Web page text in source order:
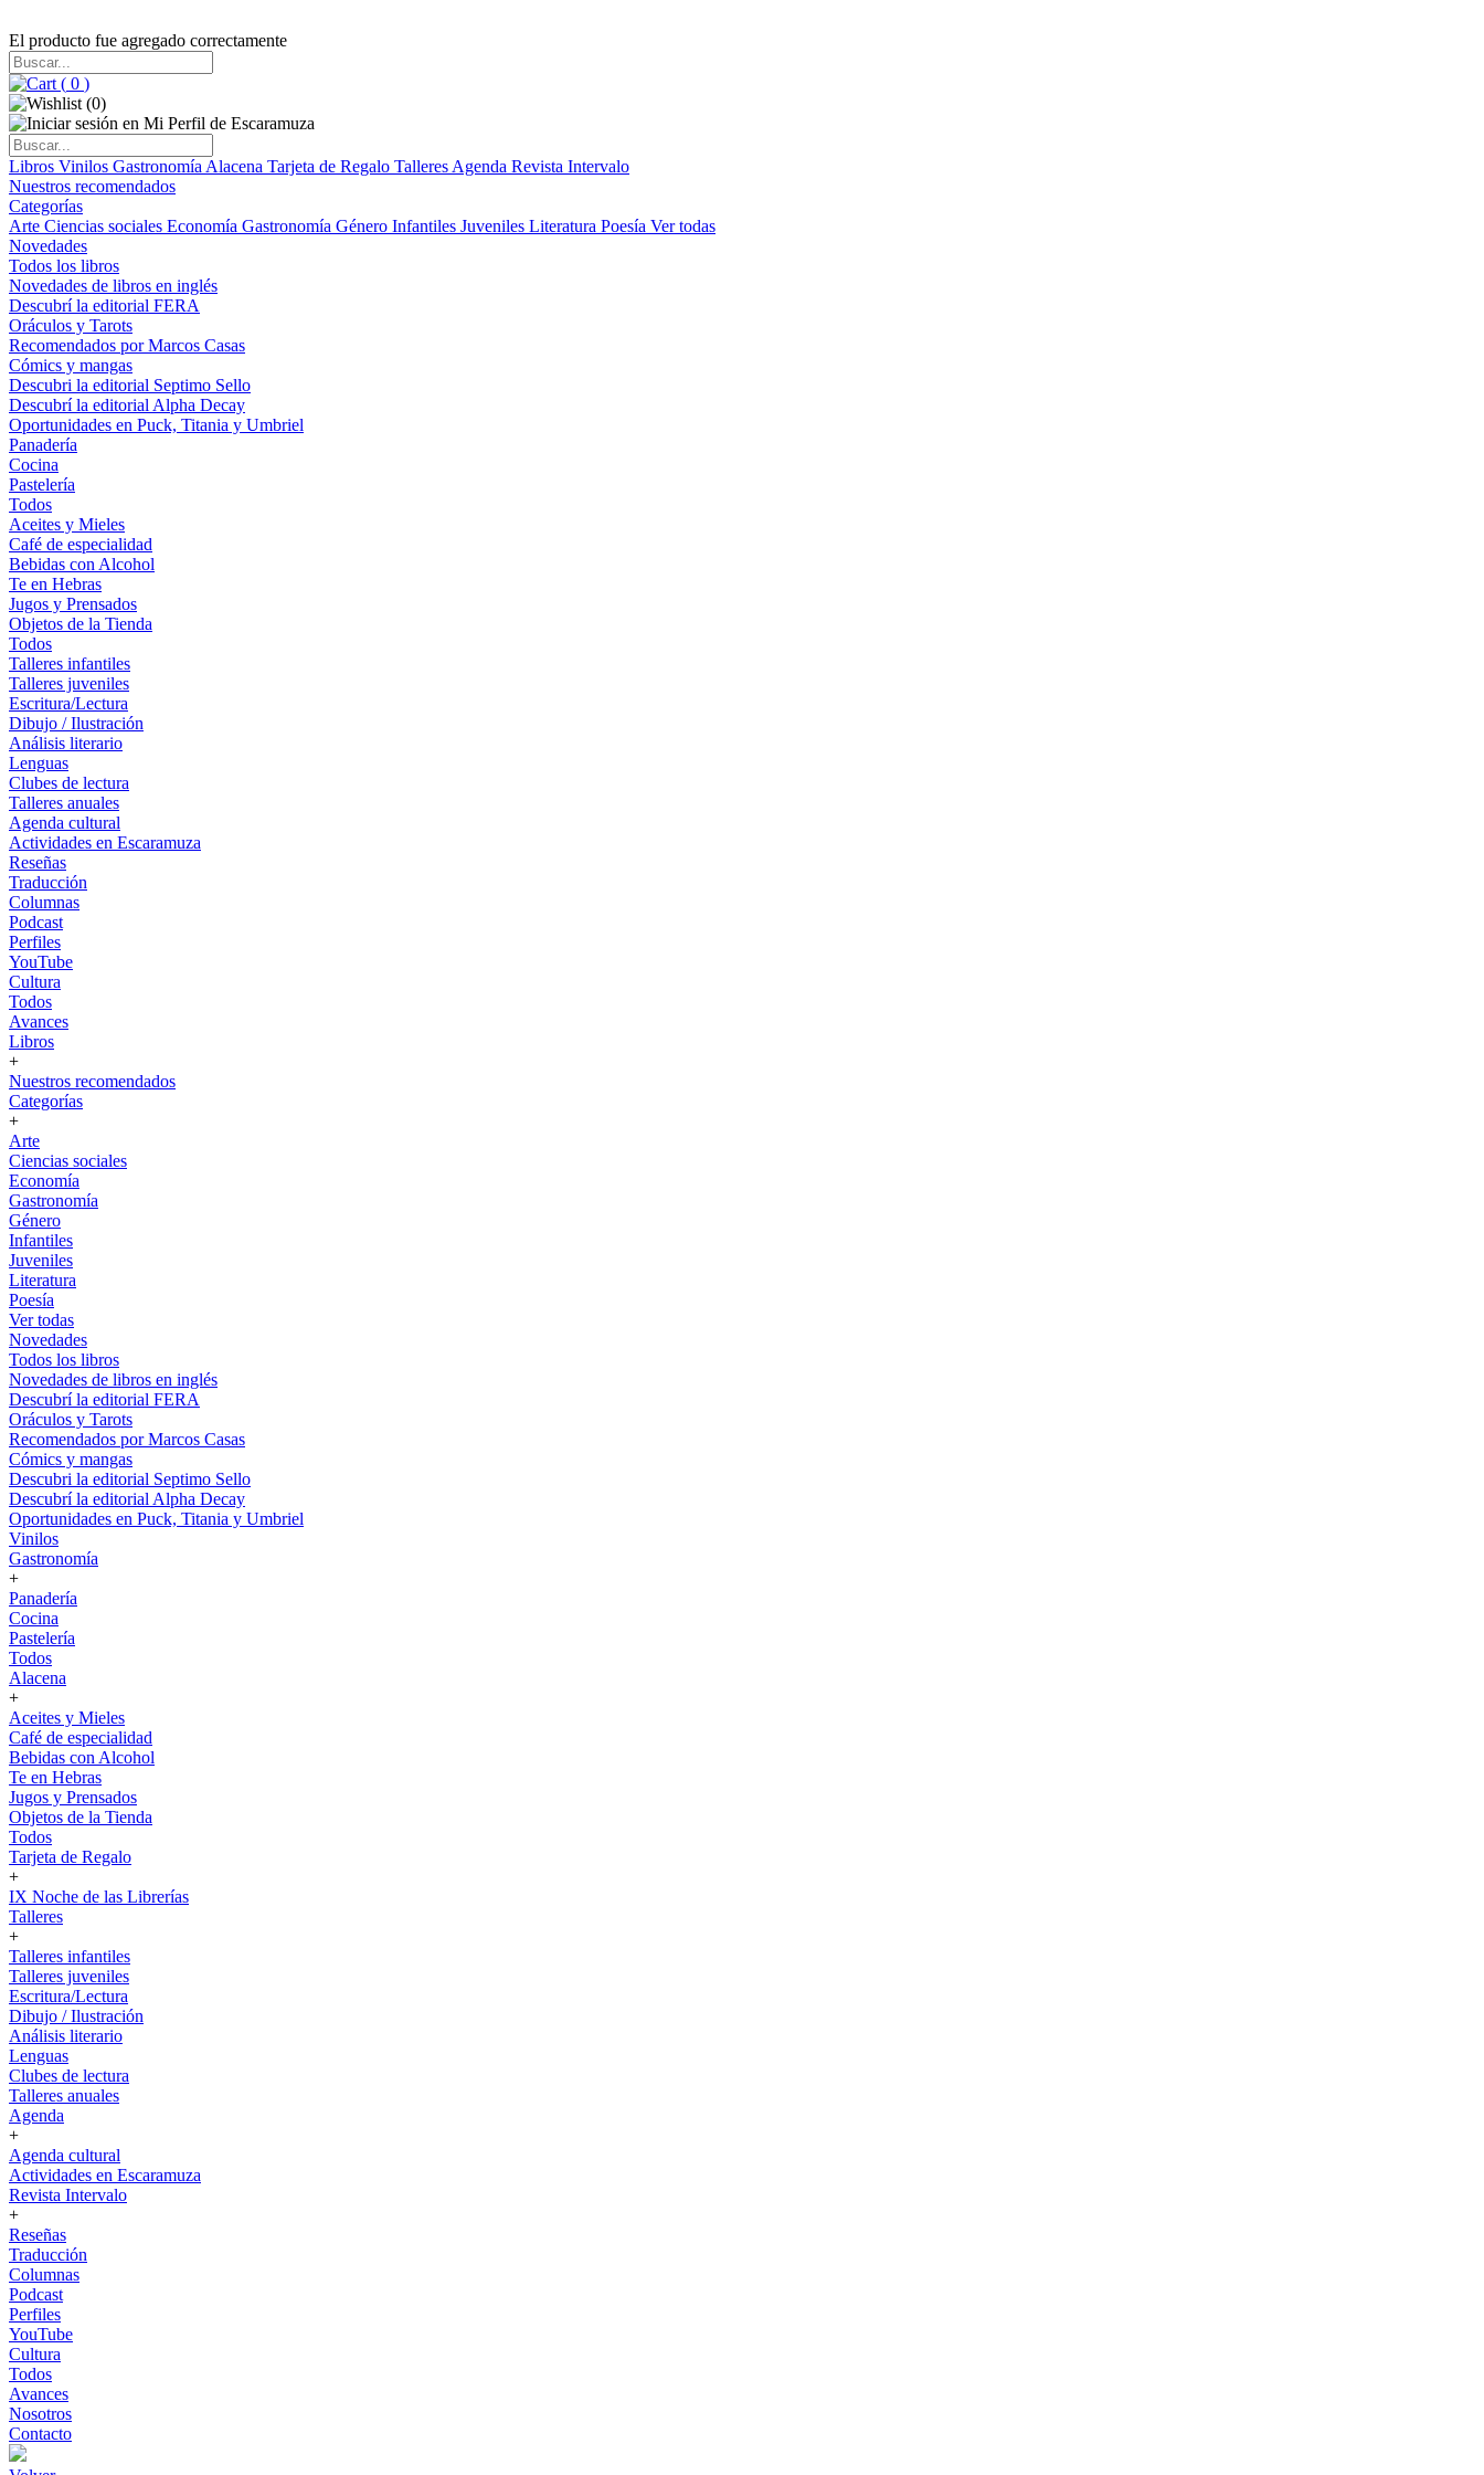
El producto fue agregado correctamente
( 0 )
(0)
Libros Vinilos Gastronomía Alacena Tarjeta de Regalo Talleres Agenda Revista Intervalo
Nuestros recomendados
Categorías
Arte Ciencias sociales Economía Gastronomía Género Infantiles Juveniles Literatura Poesía Ver todas
Novedades
Todos los libros
Novedades de libros en inglés
Descubrí la editorial FERA
Oráculos y Tarots
Recomendados por Marcos Casas
Cómics y mangas
Descubri la editorial Septimo Sello
Descubrí la editorial Alpha Decay
Oportunidades en Puck, Titania y Umbriel
Panadería
Cocina
Pastelería
Todos
Aceites y Mieles
Café de especialidad
Bebidas con Alcohol
Te en Hebras
Jugos y Prensados
Objetos de la Tienda
Todos
Talleres infantiles
Talleres juveniles
Escritura/Lectura
Dibujo / Ilustración
Análisis literario
Lenguas
Clubes de lectura
Talleres anuales
Agenda cultural
Actividades en Escaramuza
Reseñas
Traducción
Columnas
Podcast
Perfiles
YouTube
Cultura
Todos
Avances
Libros
+
Nuestros recomendados
Categorías
+
Arte
Ciencias sociales
Economía
Gastronomía
Género
Infantiles
Juveniles
Literatura
Poesía
Ver todas
Novedades
Todos los libros
Novedades de libros en inglés
Descubrí la editorial FERA
Oráculos y Tarots
Recomendados por Marcos Casas
Cómics y mangas
Descubri la editorial Septimo Sello
Descubrí la editorial Alpha Decay
Oportunidades en Puck, Titania y Umbriel
Vinilos
Gastronomía
+
Panadería
Cocina
Pastelería
Todos
Alacena
+
Aceites y Mieles
Café de especialidad
Bebidas con Alcohol
Te en Hebras
Jugos y Prensados
Objetos de la Tienda
Todos
Tarjeta de Regalo
+
IX Noche de las Librerías
Talleres
+
Talleres infantiles
Talleres juveniles
Escritura/Lectura
Dibujo / Ilustración
Análisis literario
Lenguas
Clubes de lectura
Talleres anuales
Agenda
+
Agenda cultural
Actividades en Escaramuza
Revista Intervalo
+
Reseñas
Traducción
Columnas
Podcast
Perfiles
YouTube
Cultura
Todos
Avances
Nosotros
Contacto